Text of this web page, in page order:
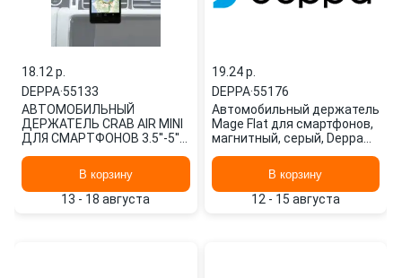
18.12 p.
DEPPA·55133
АВТОМОБИЛЬНЫЙ
ДЕРЖАТЕЛЬ CRAB AIR MINI
ДЛЯ СМАРТФОНОВ 3.5''-5'',
ВЕНТИЛЯЦИОННУЮ
РЕШЕТКУ 55133 DEPPA
В корзину
13 - 18 августа
19.24 p.
DEPPA·55176
Автомобильный держатель
Mage Flat для смартфонов,
магнитный, серый, Deppa
В корзину
12 - 15 августа